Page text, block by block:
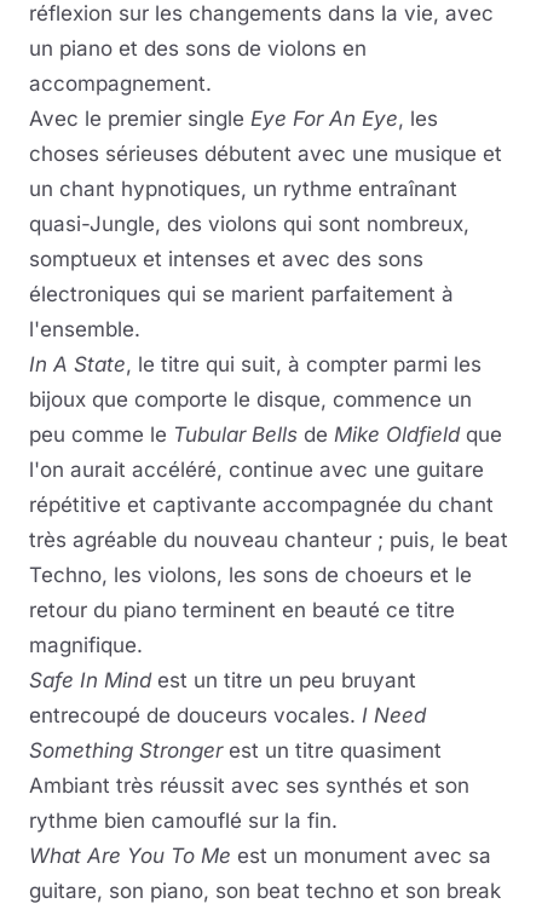
réflexion sur les changements dans la vie, avec
un piano et des sons de violons en
accompagnement.
Avec le premier single Eye For An Eye, les
choses sérieuses débutent avec une musique et
un chant hypnotiques, un rythme entraînant
quasi-Jungle, des violons qui sont nombreux,
somptueux et intenses et avec des sons
électroniques qui se marient parfaitement à
l'ensemble.
In A State, le titre qui suit, à compter parmi les
bijoux que comporte le disque, commence un
peu comme le Tubular Bells de Mike Oldfieldque
l'on aurait accéléré, continue avec une guitare
répétitive et captivante accompagnée du chant
très agréable du nouveau chanteur ; puis, le beat
Techno, les violons, les sons de choeurs et le
retour du piano terminent en beauté ce titre
magnifique.
Safe In Mindest un titre un peu bruyant
entrecoupé de douceurs vocales. I Need
Something Strongerest un titre quasiment
Ambiant très réussit avec ses synthés et son
rythme bien camouflé sur la fin.
What Are You To Me est un monument avec sa
guitare, son piano, son beat techno et son break